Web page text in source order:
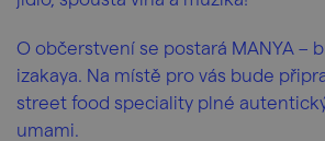
O občerstvení se postará MANYA –
izakaya. Na místě pro vás bude
street food speciality plné
umami.